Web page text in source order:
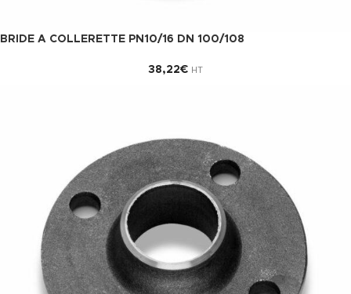
BRIDE A COLLERETTE PN10/16 DN 100/108
38,22€ HT